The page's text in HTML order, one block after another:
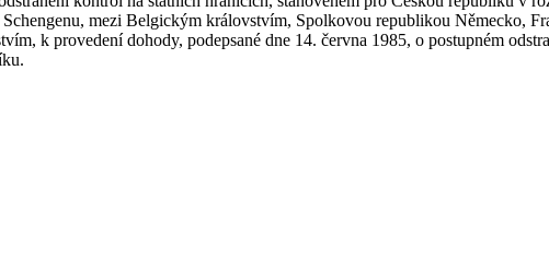
Schengenu, mezi Belgickým královstvím, Spolkovou republikou Německo,
k provedení dohody, podepsané dne 14. června 1985, o postupném